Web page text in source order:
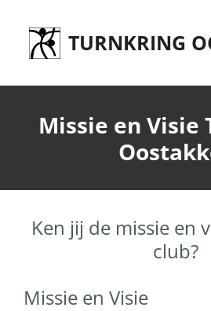
direct
naar
TURNKRING
Missie en Visie
Ken jij de missie en
club?
Missie en Visie